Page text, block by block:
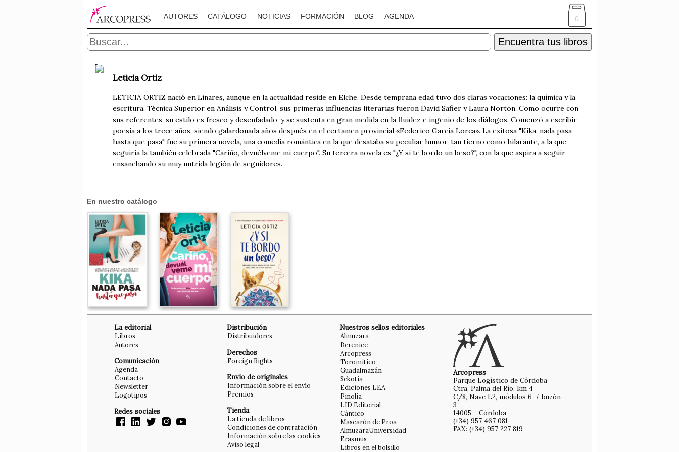
AUTORES CATÁLOGO NOTICIAS FORMACIÓN BLOG AGENDA 0
Encuentra tus libros
Leticia Ortiz
LETICIA ORTIZ nació en Linares, aunque en la actualidad reside en Elche. Desde temprana edad tuvo dos claras vocaciones: la química y la
escritura. Técnica Superior en Análisis y Control, sus primeras influencias literarias fueron David Safier y Laura Norton. Como ocurre con
sus referentes, su estilo es fresco y desenfadado, y se sustenta en gran medida en la fluidez e ingenio de los diálogos. Comenzó a escribir
poesía a los trece años, siendo galardonada años después en el certamen provincial «Federico García Lorca». La exitosa "Kika, nada pasa
hasta que pasa" fue su primera novela, una comedia romántica en la que desataba su peculiar humor, tan tierno como hilarante, a la que
seguiría la también celebrada "Cariño, devuélveme mi cuerpo". Su tercera novela es "¿Y si te bordo un beso?", con la que aspira a seguir
ensanchando su muy nutrida legión de seguidores.
En nuestro catálogo
La editorial
Libros
Autores
Comunicación
Agenda
Contacto
Newsletter
Logotipos
Redes sociales
Distribución
Distribuidores
Derechos
Foreign Rights
Envío de originales
Información sobre el envío
Premios
Tienda
La tienda de libros
Condiciones de contratación
Información sobre las cookies
Aviso legal
Nuestros sellos editoriales
Almuzara
Berenice
Arcopress
Toromítico
Guadalmazán
Sekotia
Ediciones LEA
Pinolia
LID Editorial
Cántico
Mascarón de Proa
AlmuzaraUniversidad
Erasmus
Libros en el bolsillo
Arcopress
Parque Logístico de Córdoba
Ctra. Palma del Río, km 4
C/8, Nave L2, módulos 6-7, buzón
3
14005 - Córdoba
(+34) 957 467 081
FAX: (+34) 957 227 819